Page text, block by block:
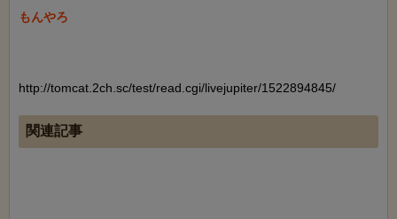
もんやろ
http://tomcat.2ch.sc/test/read.cgi/livejupiter/1522894845/
関連記事